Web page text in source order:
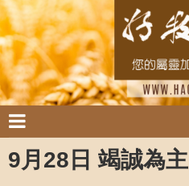
9月28日 竭誠為主